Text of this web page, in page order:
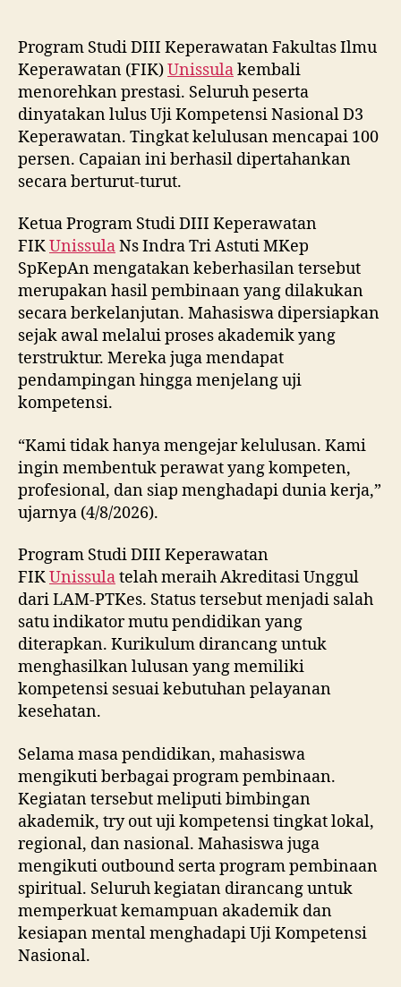
Program Studi DIII Keperawatan Fakultas Ilmu
Keperawatan (FIK)Unissulakembali
menorehkan prestasi. Seluruh peserta
dinyatakan lulus Uji Kompetensi Nasional D3
Keperawatan. Tingkat kelulusan mencapai 100
persen. Capaian ini berhasil dipertahankan
secara berturut-turut.
Ketua Program Studi DIII Keperawatan
FIKUnissulaNs Indra Tri Astuti MKep
SpKepAn mengatakan keberhasilan tersebut
merupakan hasil pembinaan yang dilakukan
secara berkelanjutan. Mahasiswa dipersiapkan
sejak awal melalui proses akademik yang
terstruktur. Mereka juga mendapat
pendampingan hingga menjelang uji
kompetensi.
“Kami tidak hanya mengejar kelulusan. Kami
ingin membentuk perawat yang kompeten,
profesional, dan siap menghadapi dunia kerja,”
ujarnya (4/8/2026).
Program Studi DIII Keperawatan
FIKUnissulatelah meraih Akreditasi Unggul
dari LAM-PTKes. Status tersebut menjadi salah
satu indikator mutu pendidikan yang
diterapkan. Kurikulum dirancang untuk
menghasilkan lulusan yang memiliki
kompetensi sesuai kebutuhan pelayanan
kesehatan.
Selama masa pendidikan, mahasiswa
mengikuti berbagai program pembinaan.
Kegiatan tersebut meliputi bimbingan
akademik, try out uji kompetensi tingkat lokal,
regional, dan nasional. Mahasiswa juga
mengikuti outbound serta program pembinaan
spiritual. Seluruh kegiatan dirancang untuk
memperkuat kemampuan akademik dan
kesiapan mental menghadapi Uji Kompetensi
Nasional.